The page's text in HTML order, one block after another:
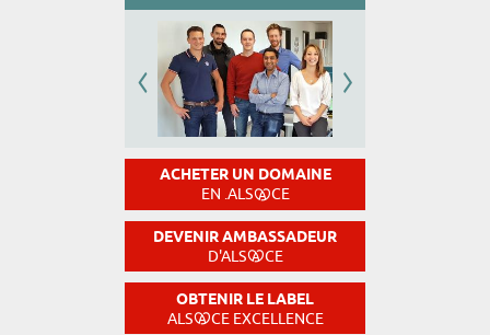
ACHETER UN DOMAINE
EN .ALS CE
DEVENIR AMBASSADEUR
D'ALS CE
OBTENIR LE LABEL
ALS CE EXCELLENCE